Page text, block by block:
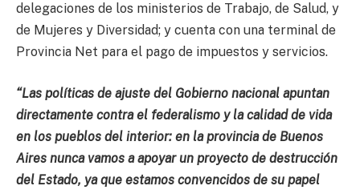
delegaciones de los ministerios de Trabajo, de Salud, y
de Mujeres y Diversidad; y cuenta con una terminal de
Provincia Net para el pago de impuestos y servicios.
“Las políticas de ajuste del Gobierno nacional apuntan
directamente contra el federalismo y la calidad de vida
en los pueblos del interior: en la provincia de Buenos
Aires nunca vamos a apoyar un proyecto de destrucción
del Estado, ya que estamos convencidos de su papel